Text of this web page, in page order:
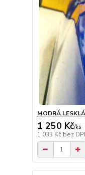
MODRÁ
1 250 Kč/ks
1 033 Kč bez